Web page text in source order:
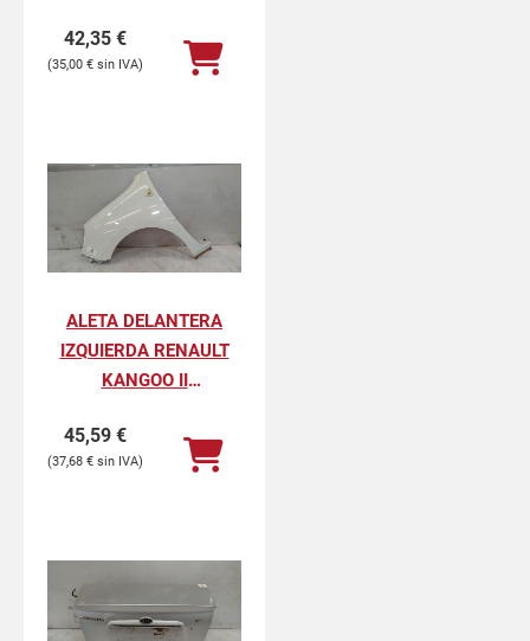
42,35 €
35,00 €
ALETA DELANTERA
IZQUIERDA RENAULT
KANGOO II
45,59 €
37,68 €